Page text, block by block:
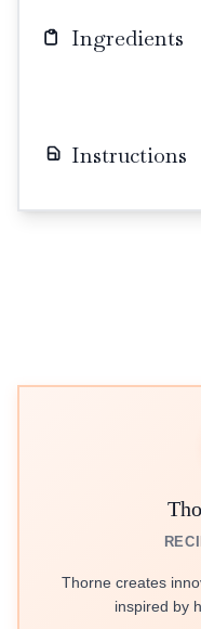
Ingredients
Instructions
Thorne creates
inspired by